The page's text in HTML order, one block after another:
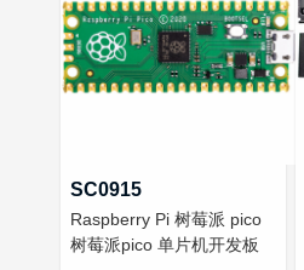
SC0915
Raspberry Pi 树莓派 pico
树莓派pico 单片机开发板